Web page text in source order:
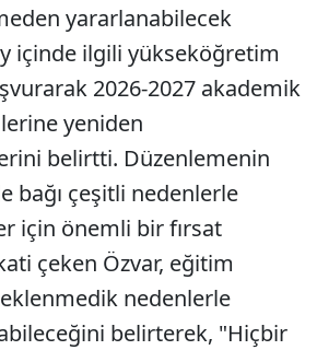
yararlanabilecek
içinde ilgili yükseköğretim
2026-2027 akademik
yeniden
belirtti. Düzenlemenin
bağı çeşitli nedenlerle
için önemli bir fırsat
çeken Özvar, eğitim
nedenlerle
belirterek, "Hiçbir